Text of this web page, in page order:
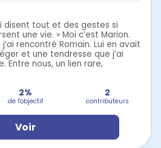
disent tout et des gestes si
une vie. » Moi c’est Marion.
rencontré Romain. Lui en avait
et une tendresse que j’ai
Entre nous, un lien rare,
2%
de l'objectif
2
contributeurs
Voir